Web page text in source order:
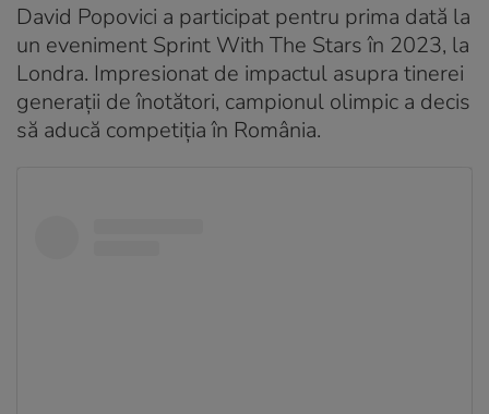
David Popovici a participat pentru prima dată la
un eveniment Sprint With The Stars în 2023, la
Londra. Impresionat de impactul asupra tinerei
generații de înotători, campionul olimpic a decis
să aducă competiția în România.